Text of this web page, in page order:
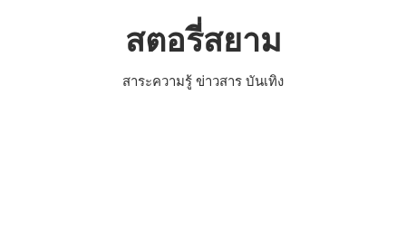
สตอรี่สยาม
สาระความรู้ ข่าวสาร บันเทิง